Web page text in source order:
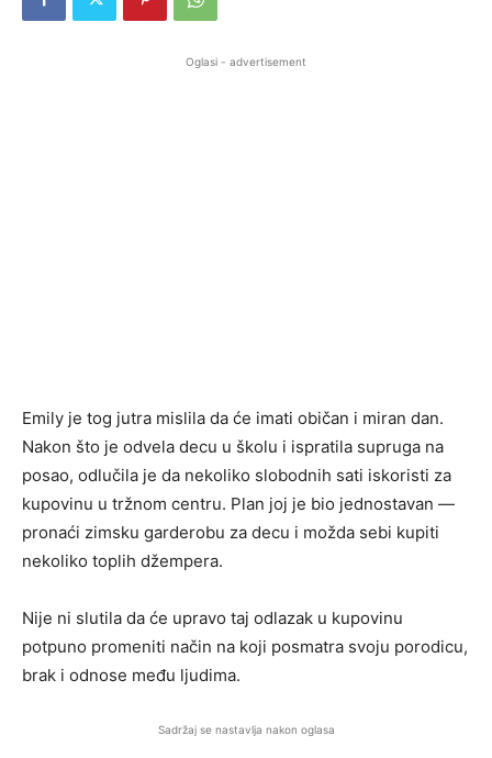
Oglasi - advertisement
Emily je tog jutra mislila da će imati običan i miran dan.
Nakon što je odvela decu u školu i ispratila supruga na
posao, odlučila je da nekoliko slobodnih sati iskoristi za
kupovinu u tržnom centru. Plan joj je bio jednostavan —
pronaći zimsku garderobu za decu i možda sebi kupiti
nekoliko toplih džempera.
Nije ni slutila da će upravo taj odlazak u kupovinu
potpuno promeniti način na koji posmatra svoju porodicu,
brak i odnose među ljudima.
Sadržaj se nastavlja nakon oglasa